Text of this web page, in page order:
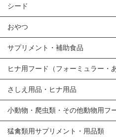
シード
おやつ
サプリメント・補助食品
ヒナ用フード（フォーミュラー・
さしえ用品・ヒナ用品
小動物・爬虫類・その他動物用フ
猛禽類用サプリメント・用品類